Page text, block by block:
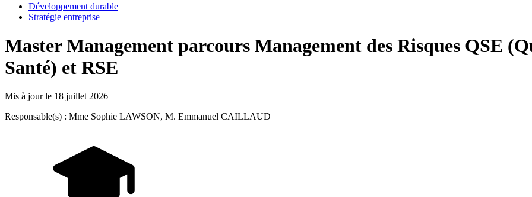
Développement durable
Stratégie entreprise
Master Management parcours Management des Risques QSE
Santé) et RSE
Mis à jour le 18 juillet 2026
Responsable(s) : Mme Sophie LAWSON, M. Emmanuel CAILLAUD